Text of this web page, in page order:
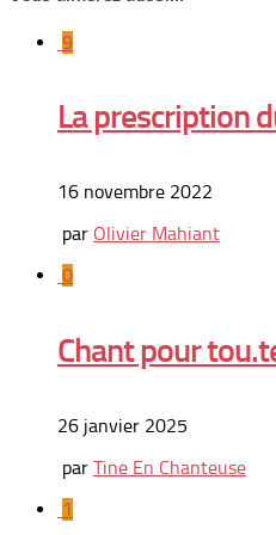
9
La prescription
16 novembre 2022
par Olivier Mahiant
0
Chant pour
26 janvier 2025
par Tine En Chanteuse
1